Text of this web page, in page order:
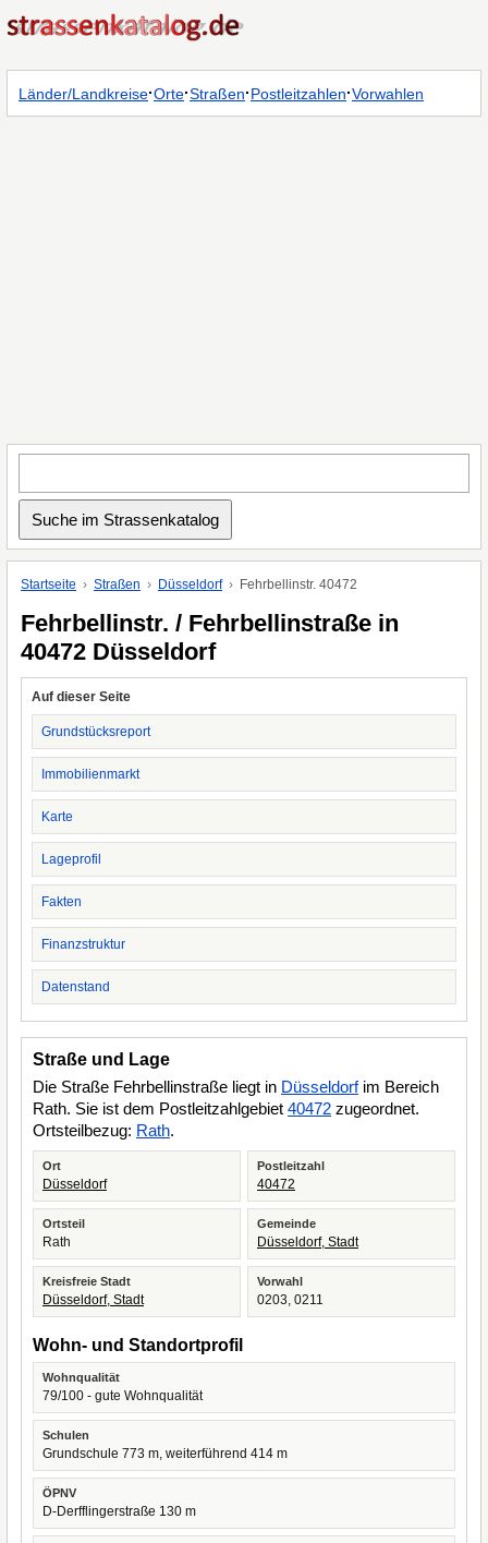
Länder/Landkreise·Orte·Straßen·Postleitzahlen·Vorwahlen
Startseite Straßen Düsseldorf Fehrbellinstr. 40472
Fehrbellinstr. / Fehrbellinstraße in
40472 Düsseldorf
Auf dieser Seite
Grundstücksreport
Immobilienmarkt
Karte
Lageprofil
Fakten
Finanzstruktur
Datenstand
Straße und Lage
Die Straße Fehrbellinstraße liegt in Düsseldorfim Bereich
Rath. Sie ist dem Postleitzahlgebiet 40472 zugeordnet.
Ortsteilbezug: Rath.
Ort
Düsseldorf
Postleitzahl
40472
Ortsteil
Rath
Gemeinde
Düsseldorf, Stadt
Kreisfreie Stadt
Düsseldorf, Stadt
Vorwahl
0203, 0211
Wohn- und Standortprofil
Wohnqualität
79/100 - gute Wohnqualität
Schulen
Grundschule 773 m, weiterführend 414 m
ÖPNV
D-Derfflingerstraße 130 m